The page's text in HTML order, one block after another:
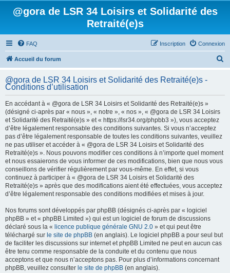
@gora de LSR 34 Loisirs et Solidarité des
Retraité(e)s
FAQ Connexion
Inscription
Accueil du forum
h
@gora de LSR 34 Loisirs et Solidarité des Retraité(e)s -
Conditions d’utilisation
En accédant à « @gora de LSR 34 Loisirs et Solidarité des Retraité(e)s »
(désigné ci-après par « nous », « notre », « nos », « @gora de LSR 34 Loisirs
et Solidarité des Retraité(e)s » et « https://lsr34.org/phpbb3 »), vous acceptez
d’être légalement responsable des conditions suivantes. Si vous n’acceptez
pas d’être légalement responsable de toutes les conditions suivantes, veuillez
ne pas utiliser et accéder à « @gora de LSR 34 Loisirs et Solidarité des
Retraité(e)s ». Nous pouvons modifier ces conditions à n’importe quel moment
et nous essaierons de vous informer de ces modifications, bien que nous vous
conseillons de vérifier régulièrement par vous-même. En effet, si vous
continuez à participer à « @gora de LSR 34 Loisirs et Solidarité des
Retraité(e)s » après que des modifications aient été effectuées, vous acceptez
d’être légalement responsable des conditions modifiées et mises à jour.
Nos forums sont développés par phpBB (désignés ci-après par « logiciel
phpBB » et « phpBB Limited ») qui est un logiciel de forum de discussions
déclaré sous la « licence publique générale GNU 2.0 » et qui peut être
téléchargé sur le site de phpBB (en anglais). Le logiciel phpBB a pour seul but
de faciliter les discussions sur internet et phpBB Limited ne peut en aucun cas
être tenu comme responsable de la conduite et du contenu que nous
acceptons et que nous n’acceptons pas. Pour plus d’informations concernant
phpBB, veuillez consulter le site de phpBB (en anglais).